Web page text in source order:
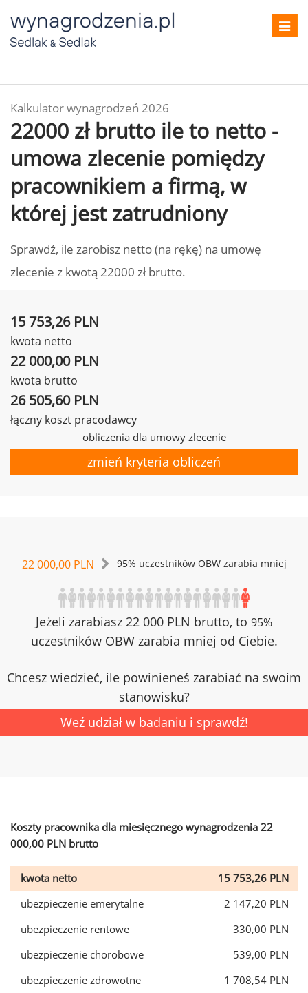
Kalkulator wynagrodzeń 2026
22000 zł brutto ile to netto -
umowa zlecenie pomiędzy
pracownikiem a firmą, w
której jest zatrudniony
Sprawdź, ile zarobisz netto (na rękę) na umowę
zlecenie z kwotą 22000 zł brutto.
15 753,26 PLN
kwota netto
22 000,00 PLN
kwota brutto
26 505,60 PLN
łączny koszt pracodawcy
obliczenia dla umowy zlecenie
zmień kryteria obliczeń
22 000,00 PLN 95% uczestników OBW zarabia mniej
Jeżeli zarabiasz 22 000 PLN brutto, to 95%
uczestników OBW zarabia mniej od Ciebie.
Chcesz wiedzieć, ile powinieneś zarabiać na swoim
stanowisku?
Weź udział w badaniu i sprawdź!
Koszty pracownika dla miesięcznego wynagrodzenia 22
000,00 PLN brutto
kwota netto
15 753,26 PLN
ubezpieczenie emerytalne
2 147,20 PLN
ubezpieczenie rentowe
330,00 PLN
ubezpieczenie chorobowe
539,00 PLN
ubezpieczenie zdrowotne
1 708,54 PLN